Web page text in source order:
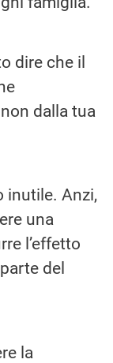
dire che il
dalla tua
inutile. Anzi,
una
l’effetto
del
la